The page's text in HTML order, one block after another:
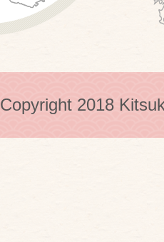
Copyright 2018